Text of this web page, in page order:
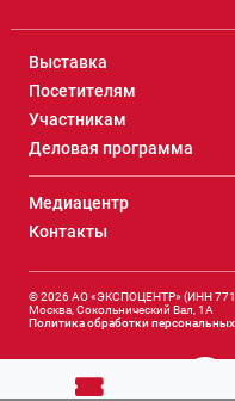
Выставка
Посетителям
Участникам
Деловая программа
Медиацентр
Контакты
© 2026 АО «ЭКСПОЦЕНТР» (ИНН
Москва, Сокольнический Вал, 1А
Политика обработки